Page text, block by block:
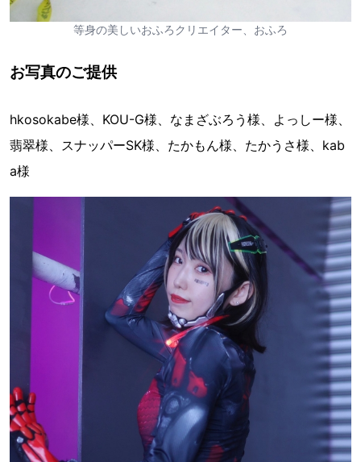
等身の美しいおふろクリエイター、おふろ
お写真のご提供
hkosokabe様、KOU-G様、なまざぶろう様、よっしー様、
翡翠様、スナッパーSK様、たかもん様、たかうさ様、kab
a様